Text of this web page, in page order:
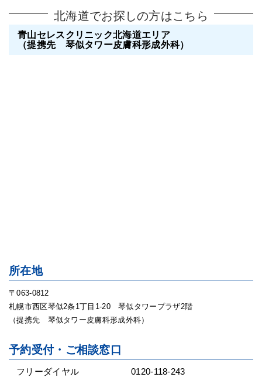
北海道でお探しの方はこちら
青山セレスクリニック北海道エリア
（提携先 琴似タワー皮膚科形成外科）
所在地
〒063-0812
札幌市西区琴似2条1丁目1-20 琴似タワープラザ2階
（提携先 琴似タワー皮膚科形成外科）
予約受付・ご相談窓口
フリーダイヤル 0120-118-243